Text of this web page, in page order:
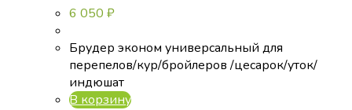
6 050 ₽
Брудер эконом универсальный для
перепелов/кур/бройлеров /цесарок/уток/
индюшат
В корзину